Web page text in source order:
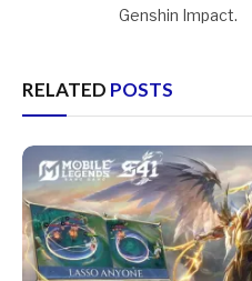
Genshin Impact.
RELATED POSTS